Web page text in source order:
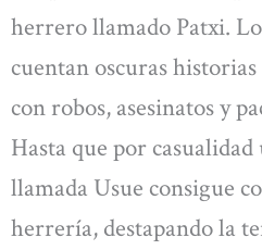
herrero llamado Patxi.
cuentan oscuras
con robos, asesinatos y
Hasta que por
llamada Usue consigue
herrería, destapando la